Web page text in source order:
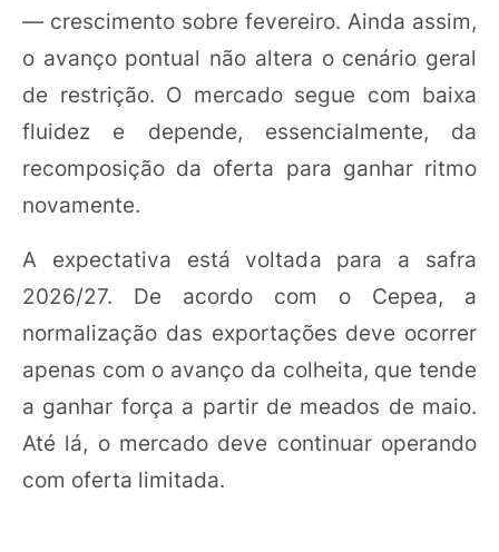
— crescimento sobre fevereiro. Ainda assim,
o avanço pontual não altera o cenário geral
de restrição. O mercado segue com baixa
fluidez e depende, essencialmente, da
recomposição da oferta para ganhar ritmo
novamente.
A expectativa está voltada para a safra
2026/27. De acordo com o Cepea, a
normalização das exportações deve ocorrer
apenas com o avanço da colheita, que tende
a ganhar força a partir de meados de maio.
Até lá, o mercado deve continuar operando
com oferta limitada.